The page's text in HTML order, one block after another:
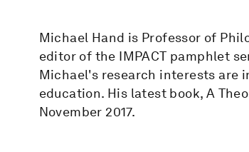
Michael Hand is Professor of
editor of the IMPACT pamphlet
Michael's research interests are
education. His latest book, A
November 2017.